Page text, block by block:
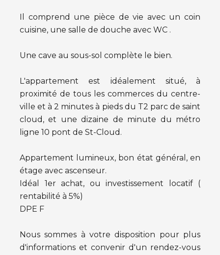
Il comprend une pièce de vie avec un coin
cuisine, une salle de douche avec WC .
Une cave au sous-sol complète le bien.
L'appartement est idéalement situé, à
proximité de tous les commerces du centre-
ville et à 2 minutes à pieds du T2 parc de saint
cloud, et une dizaine de minute du métro
ligne 10 pont de St-Cloud.
Appartement lumineux, bon état général, en
étage avec ascenseur.
Idéal 1er achat, ou investissement locatif (
rentabilité à 5%)
DPE F
Nous sommes à votre disposition pour plus
d'informations et convenir d'un rendez-vous